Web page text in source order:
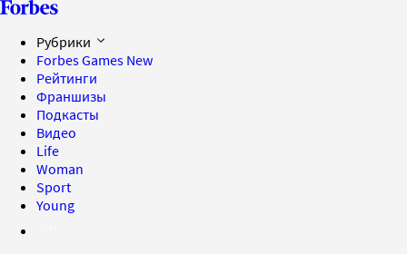
Рубрики
Forbes Games New
Рейтинги
Франшизы
Подкасты
Видео
Life
Woman
Sport
Young